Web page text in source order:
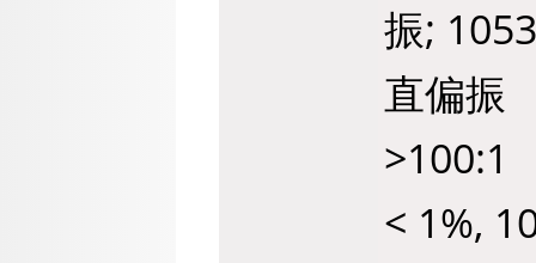
振;
直偏振
>100:1
< 1%,